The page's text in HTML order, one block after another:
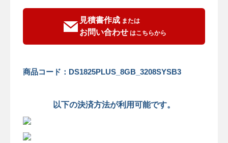
見積書作成または
お問い合わせはこちらから
商品コード：DS1825PLUS_8GB_3208SYSB3
以下の決済方法が利用可能です。